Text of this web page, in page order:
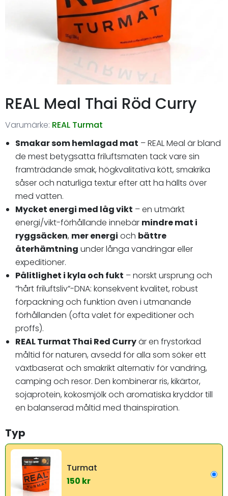
REAL Meal Thai Röd Curry
Varumärke: REAL Turmat
Smakar som hemlagad mat – REAL Meal är bland
de mest betygsatta friluftsmaten tack vare sin
framträdande smak, högkvalitativa kött, smakrika
såser och naturliga textur efter att ha hällts över
med vatten.
Mycket energi med låg vikt – en utmärkt
energi/vikt-förhållande innebär mindre mat i
ryggsäcken, mer energi och bättre
återhämtning under långa vandringar eller
expeditioner.
Pålitlighet i kyla och fukt – norskt ursprung och
”hårt friluftsliv”-DNA: konsekvent kvalitet, robust
förpackning och funktion även i utmanande
förhållanden (ofta valet för expeditioner och
proffs).
REAL Turmat Thai Red Curryär en frystorkad
måltid för naturen, avsedd för alla som söker ett
växtbaserat och smakrikt alternativ för vandring,
camping och resor. Den kombinerar ris, kikärtor,
sojaprotein, kokosmjölk och aromatiska kryddor till
en balanserad måltid med thainspiration.
Typ
Turmat
150 kr